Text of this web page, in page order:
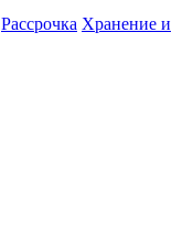
Рассрочка Хранение и